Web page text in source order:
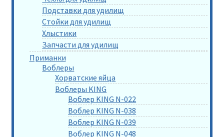
Подставки для удилищ
Стойки для удилищ
Хлыстики
Запчасти для удилищ
Приманки
Воблеры
Хорватские яйца
Воблеры KING
Воблер KING N-022
Воблер KING N-038
Воблер KING N-039
Воблер KING N-048